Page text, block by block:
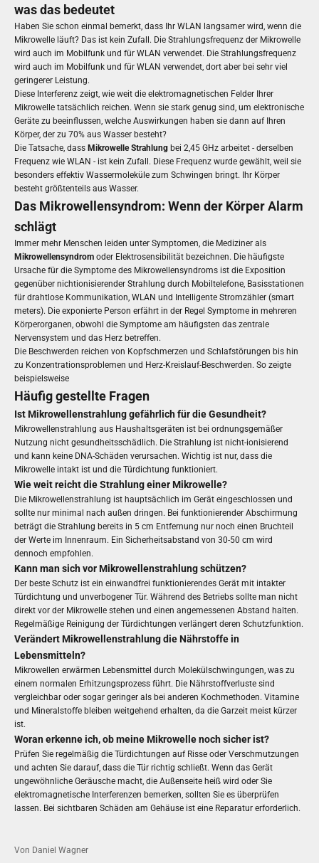
was das bedeutet
Haben Sie schon einmal bemerkt, dass Ihr WLAN langsamer wird, wenn die
Mikrowelle läuft? Das ist kein Zufall. Die Strahlungsfrequenz der Mikrowelle
wird auch im Mobilfunk und für WLAN verwendet. Die Strahlungsfrequenz
wird auch im Mobilfunk und für WLAN verwendet, dort aber bei sehr viel
geringerer Leistung.
Diese Interferenz zeigt, wie weit die elektromagnetischen Felder Ihrer
Mikrowelle tatsächlich reichen. Wenn sie stark genug sind, um elektronische
Geräte zu beeinflussen, welche Auswirkungen haben sie dann auf Ihren
Körper, der zu 70% aus Wasser besteht?
Die Tatsache, dass Mikrowelle Strahlung bei 2,45 GHz arbeitet - derselben
Frequenz wie WLAN - ist kein Zufall. Diese Frequenz wurde gewählt, weil sie
besonders effektiv Wassermoleküle zum Schwingen bringt. Ihr Körper
besteht größtenteils aus Wasser.
Das Mikrowellensyndrom: Wenn der Körper Alarm
schlägt
Immer mehr Menschen leiden unter Symptomen, die Mediziner als
Mikrowellensyndrom oder Elektrosensibilität bezeichnen. Die häufigste
Ursache für die Symptome des Mikrowellensyndroms ist die Exposition
gegenüber nichtionisierender Strahlung durch Mobiltelefone, Basisstationen
für drahtlose Kommunikation, WLAN und Intelligente Stromzähler (smart
meters). Die exponierte Person erfährt in der Regel Symptome in mehreren
Körperorganen, obwohl die Symptome am häufigsten das zentrale
Nervensystem und das Herz betreffen.
Die Beschwerden reichen von Kopfschmerzen und Schlafstörungen bis hin
zu Konzentrationsproblemen und Herz-Kreislauf-Beschwerden. So zeigte
beispielsweise
Häufig gestellte Fragen
Ist Mikrowellenstrahlung gefährlich für die Gesundheit?
Mikrowellenstrahlung aus Haushaltsgeräten ist bei ordnungsgemäßer
Nutzung nicht gesundheitsschädlich. Die Strahlung ist nicht-ionisierend
und kann keine DNA-Schäden verursachen. Wichtig ist nur, dass die
Mikrowelle intakt ist und die Türdichtung funktioniert.
Wie weit reicht die Strahlung einer Mikrowelle?
Die Mikrowellenstrahlung ist hauptsächlich im Gerät eingeschlossen und
sollte nur minimal nach außen dringen. Bei funktionierender Abschirmung
beträgt die Strahlung bereits in 5 cm Entfernung nur noch einen Bruchteil
der Werte im Innenraum. Ein Sicherheitsabstand von 30-50 cm wird
dennoch empfohlen.
Kann man sich vor Mikrowellenstrahlung schützen?
Der beste Schutz ist ein einwandfrei funktionierendes Gerät mit intakter
Türdichtung und unverbogener Tür. Während des Betriebs sollte man nicht
direkt vor der Mikrowelle stehen und einen angemessenen Abstand halten.
Regelmäßige Reinigung der Türdichtungen verlängert deren Schutzfunktion.
Verändert Mikrowellenstrahlung die Nährstoffe in
Lebensmitteln?
Mikrowellen erwärmen Lebensmittel durch Molekülschwingungen, was zu
einem normalen Erhitzungsprozess führt. Die Nährstoffverluste sind
vergleichbar oder sogar geringer als bei anderen Kochmethoden. Vitamine
und Mineralstoffe bleiben weitgehend erhalten, da die Garzeit meist kürzer
ist.
Woran erkenne ich, ob meine Mikrowelle noch sicher ist?
Prüfen Sie regelmäßig die Türdichtungen auf Risse oder Verschmutzungen
und achten Sie darauf, dass die Tür richtig schließt. Wenn das Gerät
ungewöhnliche Geräusche macht, die Außenseite heiß wird oder Sie
elektromagnetische Interferenzen bemerken, sollten Sie es überprüfen
lassen. Bei sichtbaren Schäden am Gehäuse ist eine Reparatur erforderlich.
Von Daniel Wagner